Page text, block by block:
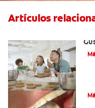
Artículos